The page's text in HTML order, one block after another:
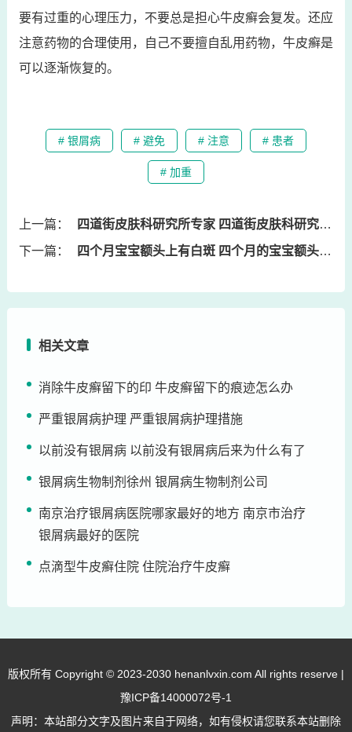
要有过重的心理压力，不要总是担心牛皮癣会复发。还应
注意药物的合理使用，自己不要擅自乱用药物，牛皮癣是
可以逐渐恢复的。
# 银屑病 # 避免 # 注意 # 患者
# 加重
上一篇：
四道街皮肤科研究所专家 四道街皮肤科研究所专家门诊时间
下一篇：
四个月宝宝额头上有白斑 四个月的宝宝额头上有白色的斑
相关文章
消除牛皮癣留下的印 牛皮癣留下的痕迹怎么办
严重银屑病护理 严重银屑病护理措施
以前没有银屑病 以前没有银屑病后来为什么有了
银屑病生物制剂徐州 银屑病生物制剂公司
南京治疗银屑病医院哪家最好的地方 南京市治疗
银屑病最好的医院
点滴型牛皮癣住院 住院治疗牛皮癣
版权所有 Copyright © 2023-2030 henanlvxin.com All rights reserve |
豫ICP备14000072号-1
声明：本站部分文字及图片来自于网络，如有侵权请您联系本站删除